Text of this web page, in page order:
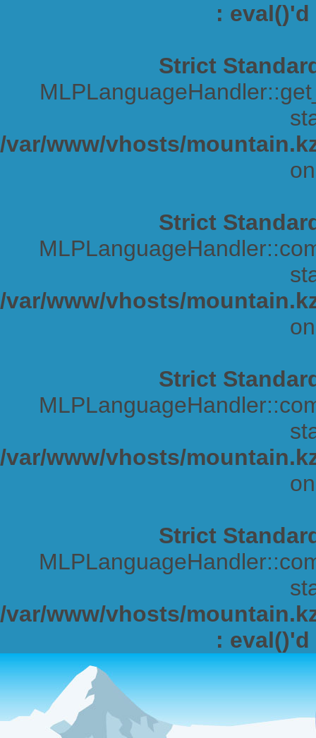
:
Strict
/var/www/vhosts/
Strict
/var/www/vhosts/
Strict
/var/www/vhosts/
Strict
/var/www/vhosts/
: